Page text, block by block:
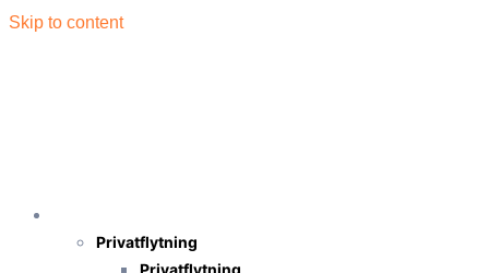
Skip to content
Privatflytning
Privatflytning